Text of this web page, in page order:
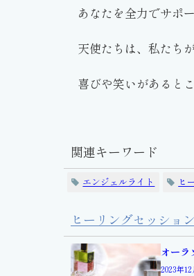
あなたを全力でサポ
天使たちは、私たち
喜びや笑いがあると
関連キーワード
エンジェルライト ヒ
ヒーリングセッション
オー
2023年12